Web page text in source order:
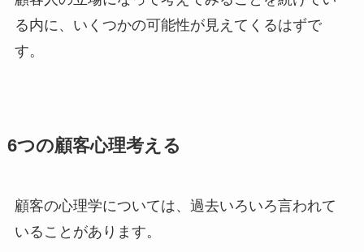
る内に、いくつかの可能性が見えてくるはずで
す。
6つの顧客心理考える
顧客の心理学については、過去いろいろ言われて
いることがあります。